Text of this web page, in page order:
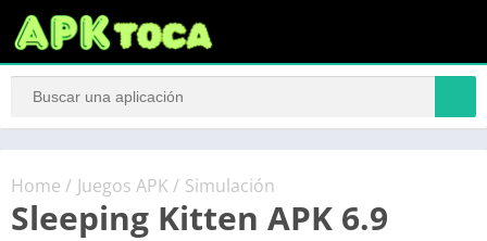
Home / Juegos APK/ Simulación
Sleeping Kitten APK 6.9